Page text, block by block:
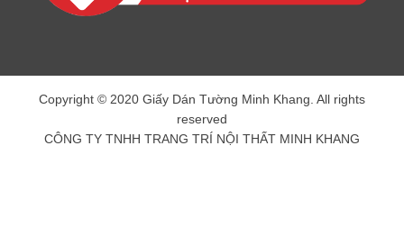
Copyright © 2020 Giấy Dán Tường Minh Khang. All rights
reserved
CÔNG TY TNHH TRANG TRÍ NỘI THẤT MINH KHANG